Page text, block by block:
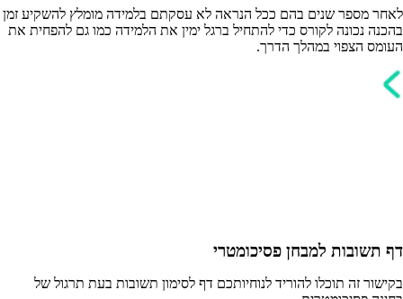
לאחר מספר שנים בהם ככל הנראה לא עסקתם בלמידה מומלץ להשקיע זמן
בהכנה נכונה לקורס כדי להתחיל ברגל ימין את הלמידה כמו גם להפחית את
העומס הצפוי במהלך הדרך.
דף תשובות למבחן פסיכומטרי
בקישור זה תוכלו להוריד לנוחיותכם דף לסימון תשובות בעת תרגול של